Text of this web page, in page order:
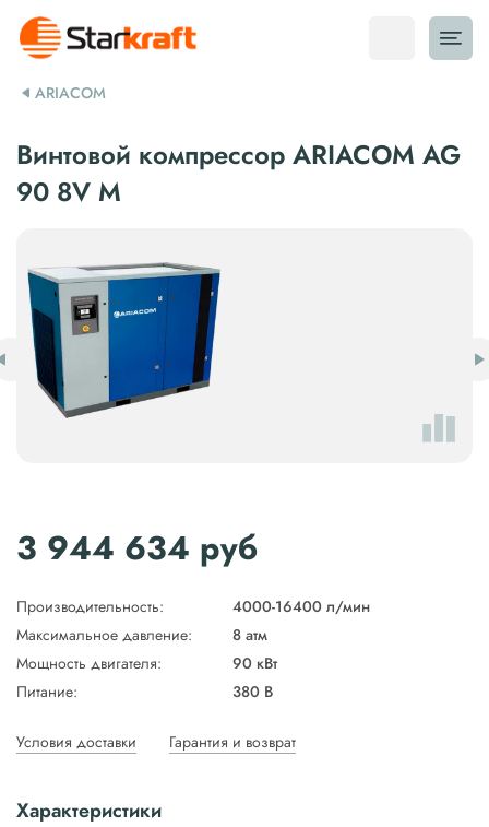
ARIACOM
Винтовой компрессор ARIACOM AG
90 8V M
3 944 634 руб
Производительность:
4000-16400 л/мин
Максимальное давление:
8 атм
Мощность двигателя:
90 кВт
Питание:
380 В
Условия доставки Гарантия и возврат
Характеристики